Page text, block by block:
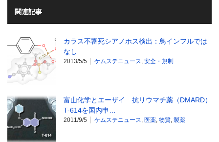
関連記事
カラス不審死シアノホス検出：鳥インフルでは
なし
2013/5/5 ケムステニュース, 安全・規制
富山化学とエーザイ 抗リウマチ薬（DMARD）
T-614を国内申…
2011/9/5 ケムステニュース, 医薬, 物質, 製薬